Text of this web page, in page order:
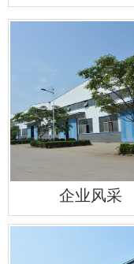
企业风采